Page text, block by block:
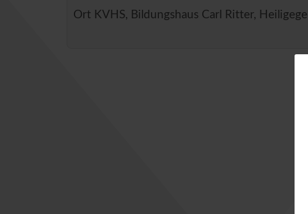
Ort KVHS, Bildungshaus Carl Ritter,